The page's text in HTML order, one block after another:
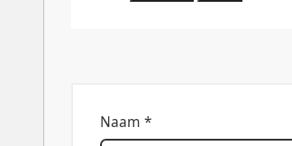
Naam *